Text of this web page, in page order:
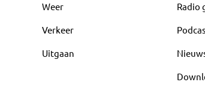
Weer
Verkeer
Uitgaan
Radio